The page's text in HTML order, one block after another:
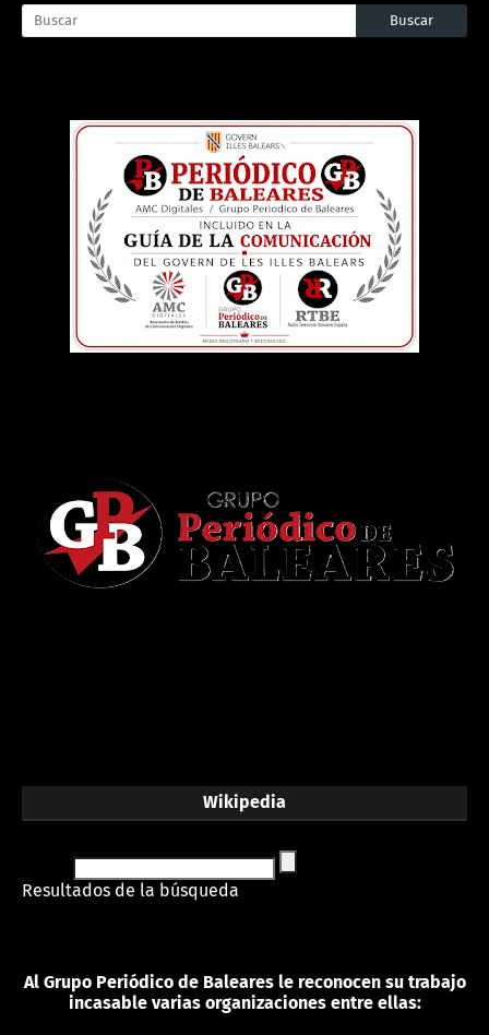
Wikipedia
Resultados de la búsqueda
Al Grupo Periódico de Baleares le reconocen su trabajo
incasable varias organizaciones entre ellas: